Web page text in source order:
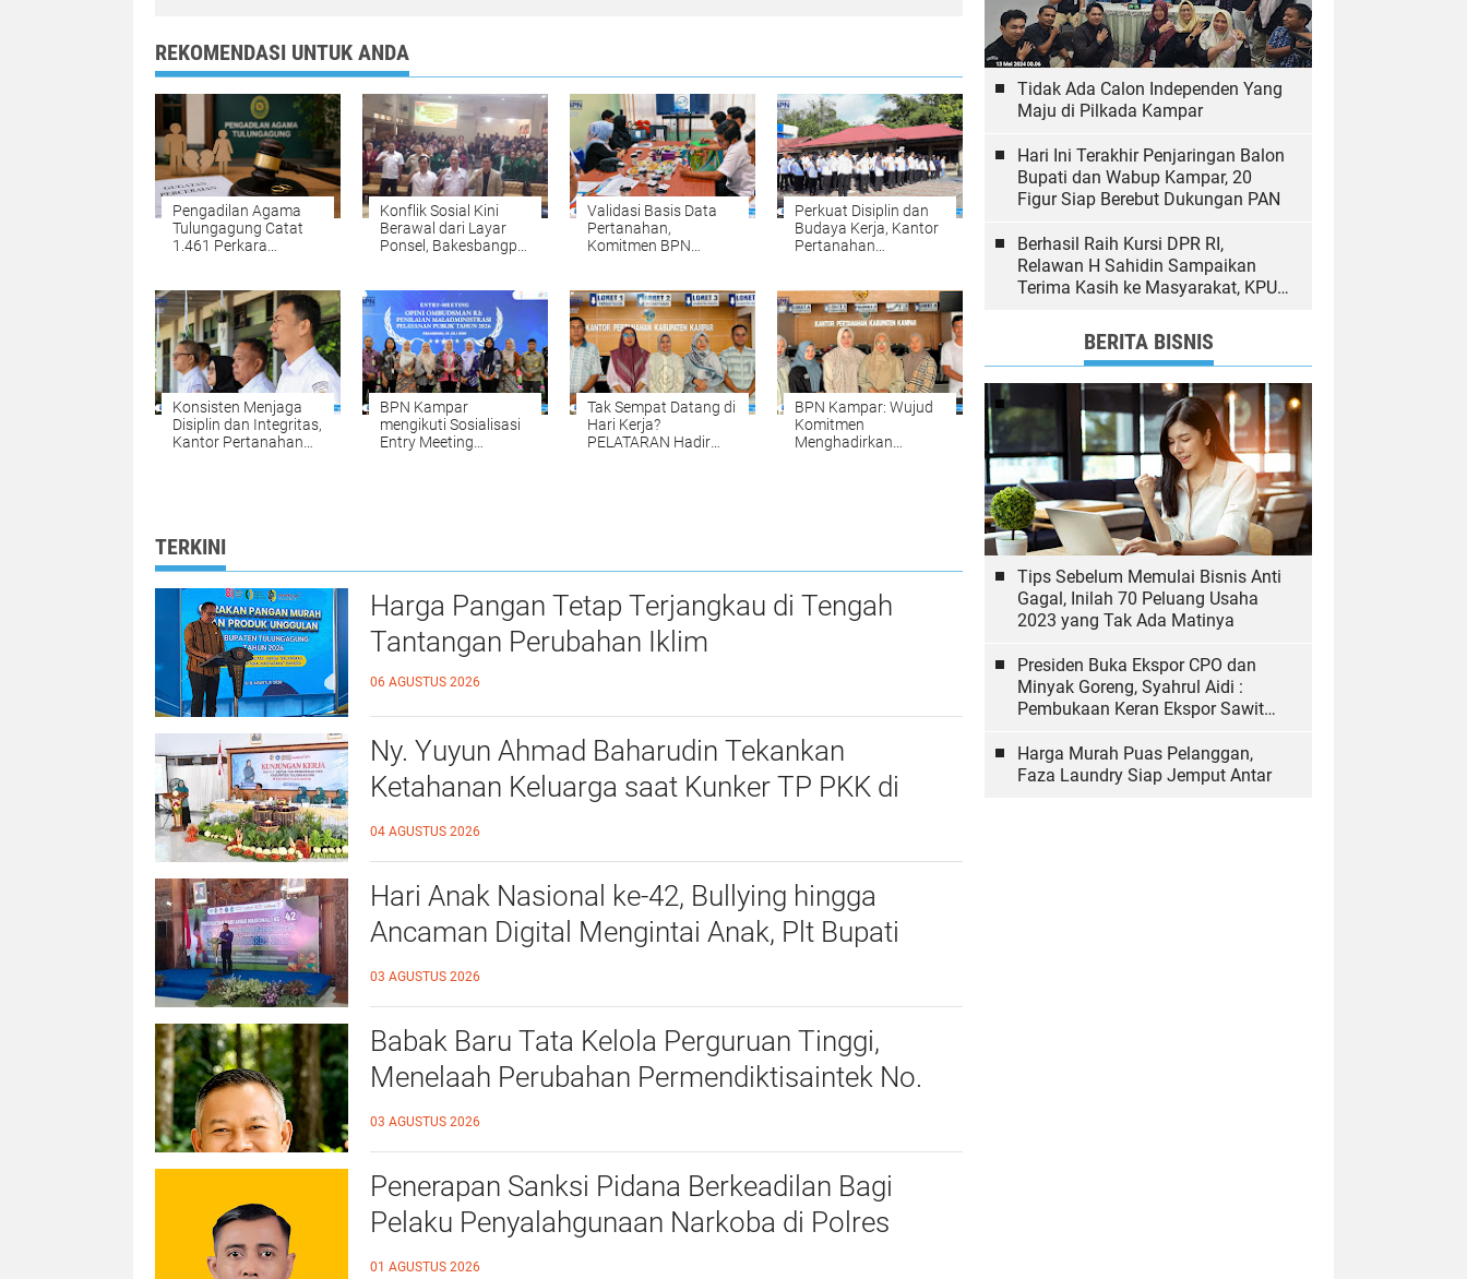
REKOMENDASI UNTUK ANDA
Pengadilan Agama
Tulungagung Catat
1.461 Perkara
Ekonomi dan Zina
Jadi Alasan
Konflik Sosial Kini
Berawal dari Layar
Ponsel, Bakesbangpol
AI Deepfake
Validasi Basis Data
Pertanahan,
Komitmen BPN
yang Tepat dan
Akurat Halo
Perkuat Disiplin dan
Budaya Kerja, Kantor
Pertanahan
sebagai Wujud
Komitmen
Meningkatkan
Kualitas Pelayanan
Konsisten Menjaga
Disiplin dan Integritas,
Kantor Pertanahan
BPN Kampar
mengikuti Sosialisasi
Entry Meeting
Tak Sempat Datang di
Hari Kerja?
PELATARAN Hadir
BPN Kampar: Wujud
Komitmen
Menghadirkan
TERKINI
Harga Pangan Tetap Terjangkau di Tengah
Tantangan Perubahan Iklim
06 AGUSTUS 2026
Ny. Yuyun Ahmad Baharudin Tekankan
Ketahanan Keluarga saat Kunker TP PKK di
Kalidawir
04 AGUSTUS 2026
Hari Anak Nasional ke-42, Bullying hingga
Ancaman Digital Mengintai Anak, Plt Bupati
Ahmad Baharudin Ajak Wujudkan Tulungagung
Ramah Anak
03 AGUSTUS 2026
Babak Baru Tata Kelola Perguruan Tinggi,
Menelaah Perubahan Permendiktisaintek No.
39/2025 Menjadi No. 10/2026
03 AGUSTUS 2026
Penerapan Sanksi Pidana Berkeadilan Bagi
Pelaku Penyalahgunaan Narkoba di Polres
Kampar
01 AGUSTUS 2026
Tidak Ada Calon Independen Yang
Maju di Pilkada Kampar
Hari Ini Terakhir Penjaringan Balon
Bupati dan Wabup Kampar, 20
Figur Siap Berebut Dukungan PAN
Berhasil Raih Kursi DPR RI,
Relawan H Sahidin Sampaikan
Terima Kasih ke Masyarakat, KPU
BERITA BISNIS
Tips Sebelum Memulai Bisnis Anti
Gagal, Inilah 70 Peluang Usaha
2023 yang Tak Ada Matinya
Presiden Buka Ekspor CPO dan
Minyak Goreng, Syahrul Aidi :
Pembukaan Keran Ekspor Sawit
Harga Murah Puas Pelanggan,
Faza Laundry Siap Jemput Antar